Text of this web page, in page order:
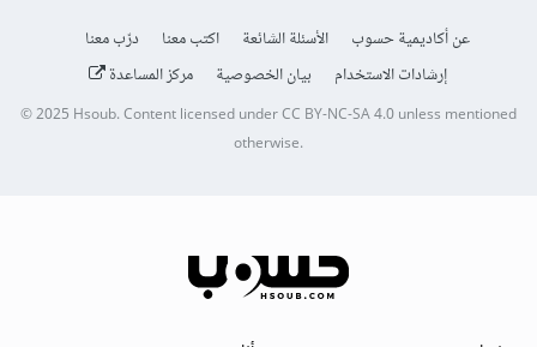
عن أكاديمية حسوب الأسئلة الشائعة اكتب معنا
درّب معنا
إرشادات الاستخدام
بيان الخصوصية مركز المساعدة
© 2025Hsoub.Content licensed underCC BY-NC-SA 4.0unless mentioned
otherwise.